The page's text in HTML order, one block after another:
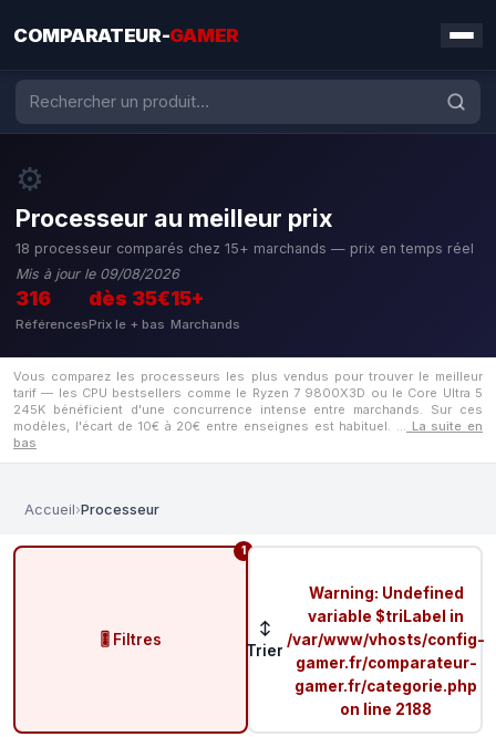
COMPARATEUR-GAMER
⚙️
Processeur au meilleur prix
18 processeur comparés chez 15+ marchands — prix en temps réel
Mis à jour le 09/08/2026
316
Références
dès 35€
Prix le + bas
15+
Marchands
Vous comparez les processeurs les plus vendus pour trouver le meilleur
tarif — les CPU bestsellers comme le Ryzen 7 9800X3D ou le Core Ultra 5
245K bénéficient d'une concurrence intense entre marchands. Sur ces
modèles, l'écart de 10€ à 20€ entre enseignes est habituel. … La suite en
bas
Accueil›Processeur
🎚️ Filtres
1
↕
Trier
Warning: Undefined
variable $triLabel in
/var/www/vhosts/config-
gamer.fr/comparateur-
gamer.fr/categorie.php
on line 2188